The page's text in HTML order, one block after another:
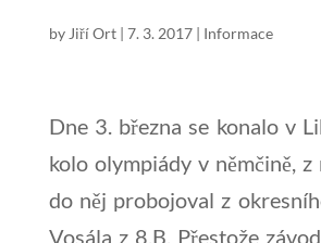
by Jiří Ort| 7. 3. 2017| Informace
Dne 3. března se konalo v
kolo olympiády v němčině, z
do něj probojoval z
Vosála z 8.B. Přestože